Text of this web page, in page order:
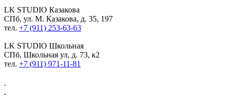
LK STUDIO Казакова
СПб, ул. М. Казакова, д. 35, 197
тел. +7 (911) 253-63-63
LK STUDIO Школьная
СПб, Школьная ул, д. 73, к2
тел. +7 (911) 971-11-81